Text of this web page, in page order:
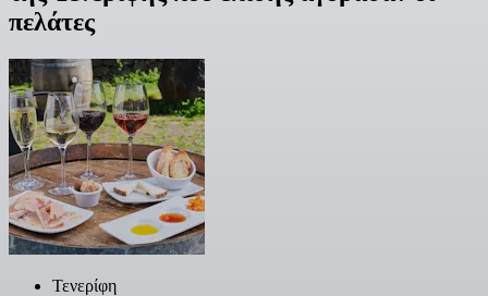
πελάτες
Τενερίφη